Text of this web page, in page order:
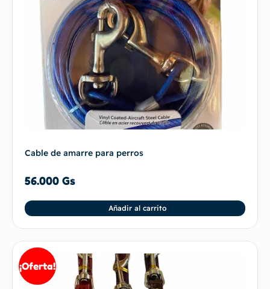
Cable de amarre para perros
56.000 Gs
Añadir al carrito
¡Oferta!